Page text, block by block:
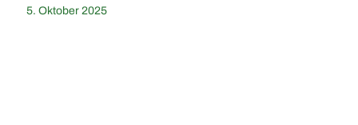
5. Oktober 2025